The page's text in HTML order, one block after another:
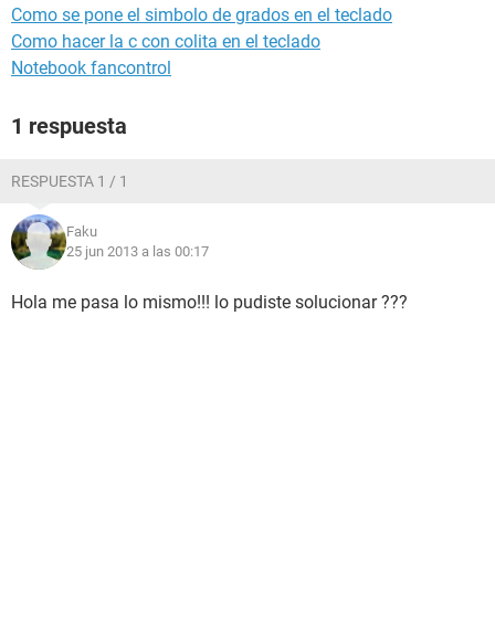
Como se pone el simbolo de grados en el teclado
Como hacer la c con colita en el teclado
Notebook fancontrol
1 respuesta
RESPUESTA 1 / 1
Faku
25 jun 2013 a las 00:17
Hola me pasa lo mismo!!! lo pudiste solucionar ???